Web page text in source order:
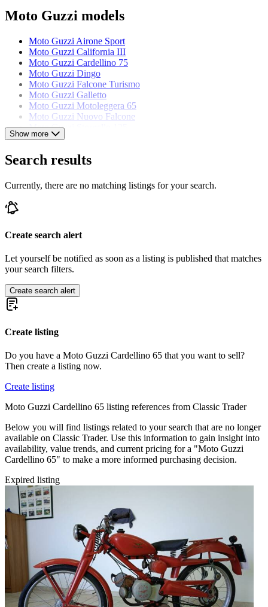
Moto Guzzi models
Moto Guzzi Airone Sport
Moto Guzzi California III
Moto Guzzi Cardellino 75
Moto Guzzi Dingo
Moto Guzzi Falcone Turismo
Moto Guzzi Galletto
Moto Guzzi Motoleggera 65
Moto Guzzi Nuovo Falcone
Moto Guzzi Stornello 125
Moto Guzzi V 35 III
Moto Guzzi V7 Sport
Show more
Search results
Currently, there are no matching listings for your search.
Create search alert
Let yourself be notified as soon as a listing is published that matches
your search filters.
Create search alert
Create listing
Do you have a Moto Guzzi Cardellino 65 that you want to sell?
Then create a listing now.
Create listing
Moto Guzzi Cardellino 65 listing references from Classic Trader
Below you will find listings related to your search that are no longer
available on Classic Trader. Use this information to gain insight into
availability, value trends, and current pricing for a "Moto Guzzi
Cardellino 65" to make a more informed purchasing decision.
Expired listing